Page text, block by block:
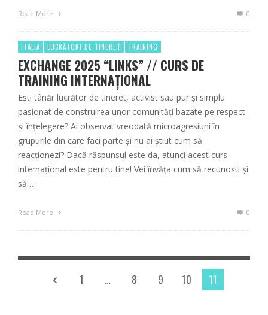
Read More 0
ITALIA LUCRĂTORI DE TINERET TRAINING
EXCHANGE 2025 “LINKS” // CURS DE
TRAINING INTERNAȚIONAL
Ești tânăr lucrător de tineret, activist sau pur și simplu
pasionat de construirea unor comunități bazate pe respect
și înțelegere? Ai observat vreodată microagresiuni în
grupurile din care faci parte și nu ai știut cum să
reacționezi? Dacă răspunsul este da, atunci acest curs
internațional este pentru tine! Vei învăța cum să recunoști și
să …
Read More 0
1 … 8 9 10 11